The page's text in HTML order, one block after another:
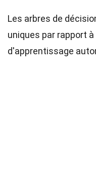
Les arbres de
uniques par rapport
d'apprentissage